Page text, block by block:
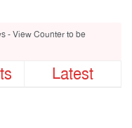
- View Counter to be
Latest